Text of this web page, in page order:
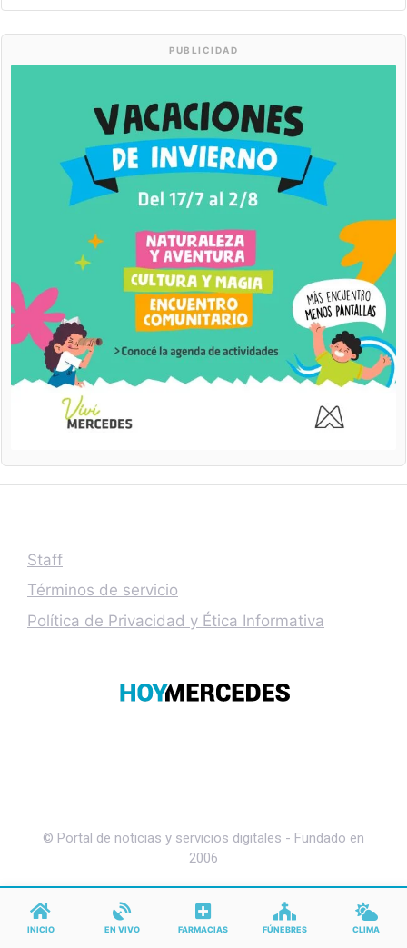
PUBLICIDAD
Staff
Términos de servicio
Política de Privacidad y Ética Informativa
© Portal de noticias y servicios digitales - Fundado en
2006
INICIO EN VIVO FARMACIAS FÚNEBRES CLIMA